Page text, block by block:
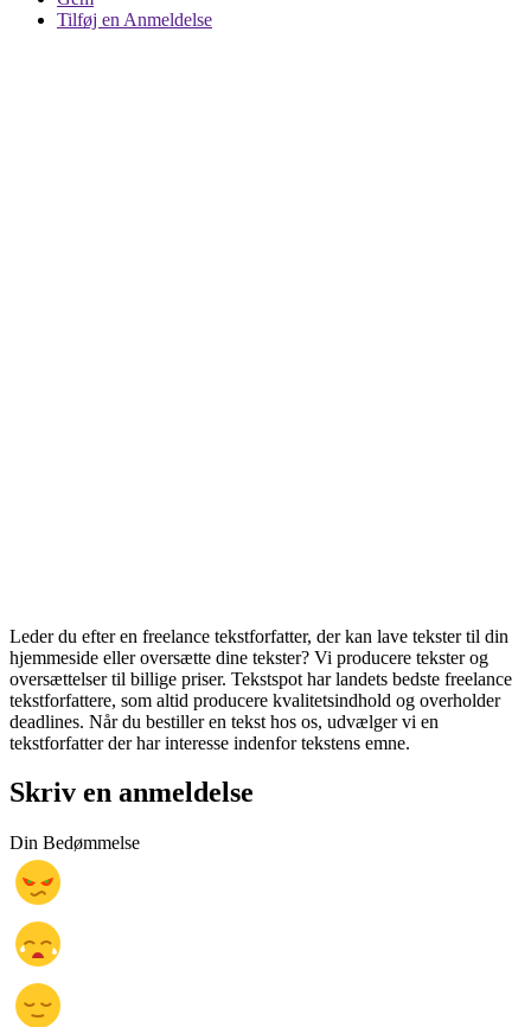
Tilføj en Anmeldelse
Leder du efter en freelance tekstforfatter, der kan lave tekster til din
hjemmeside eller oversætte dine tekster? Vi producere tekster og
oversættelser til billige priser. Tekstspot har landets bedste freelance
tekstforfattere, som altid producere kvalitetsindhold og overholder
deadlines. Når du bestiller en tekst hos os, udvælger vi en
tekstforfatter der har interesse indenfor tekstens emne.
Skriv en anmeldelse
Din Bedømmelse